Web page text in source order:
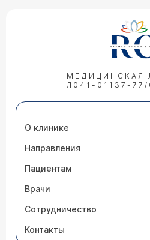
МЕДИЦИНСКАЯ
Л041-01137-
О клинике
Направления
Пациентам
Врачи
Сотрудничество
Контакты